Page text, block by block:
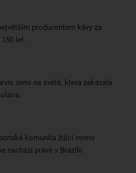
producentem kávy za
let.
zemí na světě, která zakázala
komunita žijící mimo
nachází právě v Brazílii.